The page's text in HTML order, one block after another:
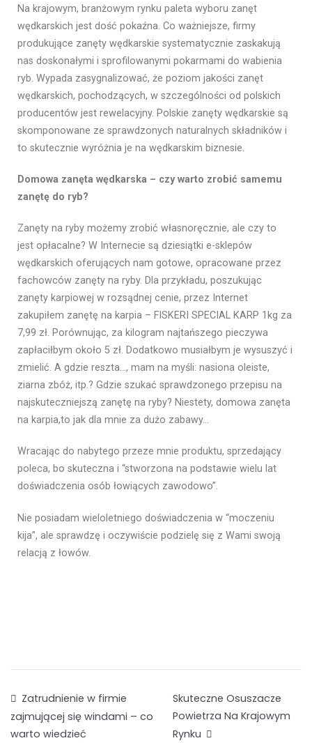
Na krajowym, branżowym rynku paleta wyboru zanęt
wędkarskich jest dość pokaźna. Co ważniejsze, firmy
produkujące zanęty wędkarskie systematycznie zaskakują
nas doskonałymi i sprofilowanymi pokarmami do wabienia
ryb. Wypada zasygnalizować, że poziom jakości zanęt
wędkarskich, pochodzących, w szczególności od polskich
producentów jest rewelacyjny. Polskie zanęty wędkarskie są
skomponowane ze sprawdzonych naturalnych składników i
to skutecznie wyróżnia je na wędkarskim biznesie.
Domowa zanęta wędkarska – czy warto zrobić samemu
zanętę do ryb?
Zanęty na ryby możemy zrobić własnoręcznie, ale czy to
jest opłacalne? W Internecie są dziesiątki e-sklepów
wędkarskich oferujących nam gotowe, opracowane przez
fachowców zanęty na ryby. Dla przykładu, poszukując
zanęty karpiowej w rozsądnej cenie, przez Internet
zakupiłem zanętę na karpia – FISKERI SPECIAL KARP 1kg za
7,99 zł. Porównując, za kilogram najtańszego pieczywa
zapłaciłbym około 5 zł. Dodatkowo musiałbym je wysuszyć i
zmielić. A gdzie reszta…, mam na myśli: nasiona oleiste,
ziarna zbóż, itp.? Gdzie szukać sprawdzonego przepisu na
najskuteczniejszą zanętę na ryby? Niestety, domowa zanęta
na karpia,to jak dla mnie za dużo zabawy…
Wracając do nabytego przeze mnie produktu, sprzedający
poleca, bo skuteczna i “stworzona na podstawie wielu lat
doświadczenia osób łowiących zawodowo”.
Nie posiadam wieloletniego doświadczenia w “moczeniu
kija”, ale sprawdzę i oczywiście podzielę się z Wami swoją
relacją z łowów.
Zatrudnienie w firmie
zajmującej się windami – co
warto wiedzieć
Skuteczne Osuszacze
Powietrza Na Krajowym
Rynku